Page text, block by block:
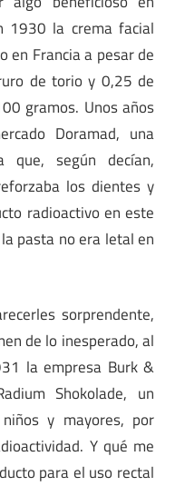
1930 la crema facial
en Francia a pesar de
de torio y 0,25 de
gramos. Unos años
Doramad, una
que, según decían,
los dientes y
radioactivo en este
pasta no era letal en
sorprendente,
de lo inesperado, al
la empresa Burk &
Shokolade, un
y mayores, por
Y qué me
para el uso rectal